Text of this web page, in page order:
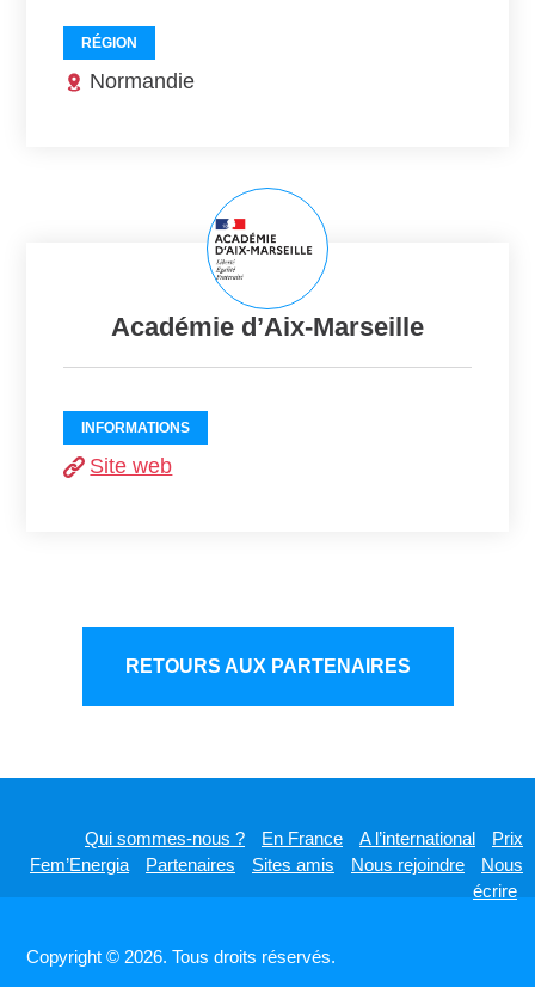
RÉGION
Normandie
Académie d’Aix-Marseille
INFORMATIONS
Site web
RETOURS AUX PARTENAIRES
Qui sommes-nous ? En France A l’international
Prix
Fem’Energia
Partenaires Sites amis Nous rejoindre
Nous
écrire
Copyright © 2026. Tous droits réservés.